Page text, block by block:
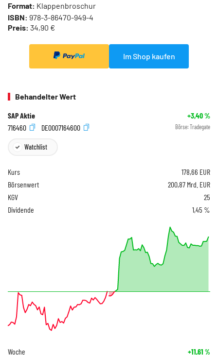
Format: Klappenbroschur
ISBN: 978-3-86470-949-4
Preis: 34,90 €
Im Shop kaufen
Behandelter Wert
SAP Aktie +3,40%
716460
DE0007164600 Börse: Tradegate
Watchlist
Kurs 178,66 EUR
Börsenwert
200,87 Mrd. EUR
KGV
25
Dividende
1,45 %
Woche +11,61 %